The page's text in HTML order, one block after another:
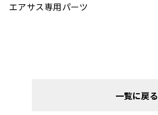
エアサス専用パーツ
一覧に戻る